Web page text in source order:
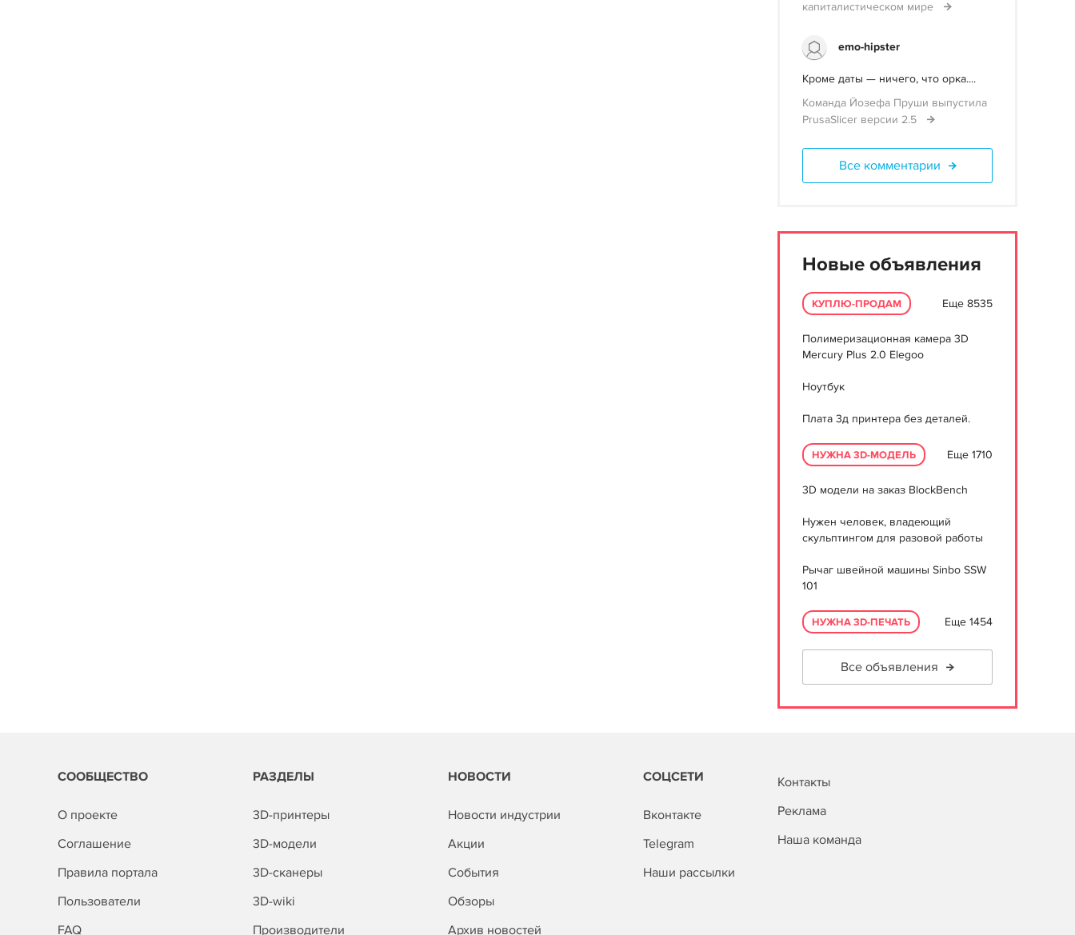
капиталистическом мире
emo-hipster
Кроме даты — ничего, что орка....
Команда Йозефа Пруши выпустила
PrusaSlicer версии 2.5
Все комментарии
Новые объявления
КУПЛЮ-ПРОДАМ Еще 8535
Полимеризационная камера 3D
Mercury Plus 2.0 Elegoo
Ноутбук
Плата 3д принтера без деталей.
НУЖНА 3D-МОДЕЛЬ Еще 1710
3D модели на заказ BlockBench
Нужен человек, владеющий
скульптингом для разовой работы
Рычаг швейной машины Sinbo SSW
101
НУЖНА 3D-ПЕЧАТЬ Еще 1454
Все объявления
СООБЩЕСТВО
О проекте
Соглашение
Правила портала
Пользователи
FAQ
РАЗДЕЛЫ
3D-принтеры
3D-модели
3D-сканеры
3D-wiki
Производители
НОВОСТИ
Новости индустрии
Акции
События
Обзоры
Архив новостей
СОЦСЕТИ
Вконтакте
Telegram
Наши рассылки
Контакты
Реклама
Наша команда